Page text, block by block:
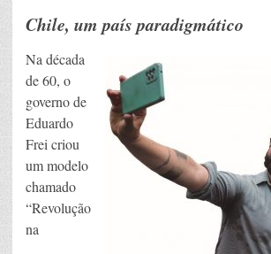
Chile, um país paradigmático
Na década
de 60, o
governo de
Eduardo
Frei criou
um modelo
chamado
“Revolução
na